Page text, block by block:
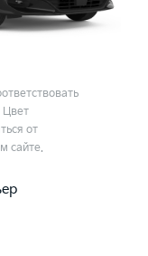
Цвет
от
сайте.